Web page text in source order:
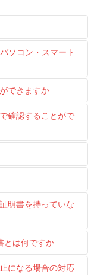
ソコン・スマート
できますか
確認することがで
明書を持っていな
とは何ですか
になる場合の対応